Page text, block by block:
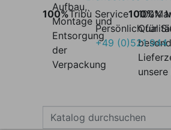
100%Tribù Service
Aufbau,
Montage und
Entsorgung
der
Verpackung
100%
100%
unsere
Persönlich für
+49 (0)521 944